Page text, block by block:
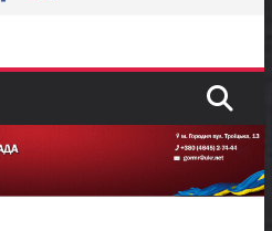
опитування щодо
осіб з інвалідністю на працю
першокласників уже можуть
школяра»